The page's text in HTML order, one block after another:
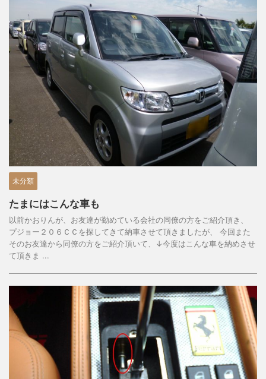
未分類
たまにはこんな車も
以前かおりんが、お友達が勤めている会社の同僚の方をご紹介頂き、
プジョー２０６ＣＣを探してきて納車させて頂きましたが、 今回また
そのお友達から同僚の方をご紹介頂いて、↓今度はこんな車を納めさせ
て頂きま ...